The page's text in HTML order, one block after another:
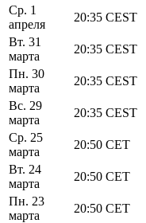
Ср. 1
апреля
20:35 CEST
Вт. 31
марта
20:35 CEST
Пн. 30
марта
20:35 CEST
Вс. 29
марта
20:35 CEST
Ср. 25
марта
20:50 CET
Вт. 24
марта
20:50 CET
Пн. 23
марта
20:50 CET